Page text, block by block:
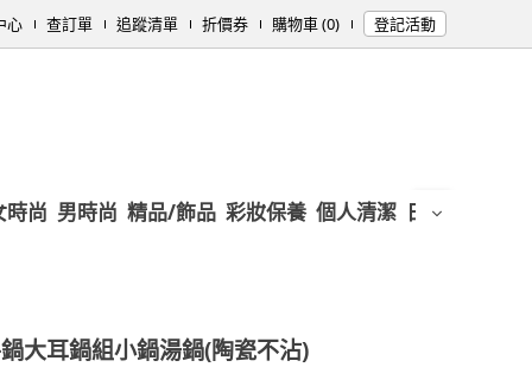
心 查訂單 追蹤清單 折價券 購物車 (0) 登記活動
時尚 男時尚 精品/飾品 彩妝保養 個人清潔 日用/紙品
大耳鍋組小鍋湯鍋(陶瓷不沾)